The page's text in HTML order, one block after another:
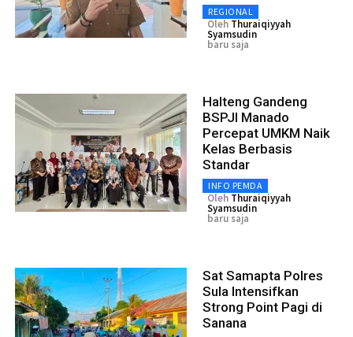
REGIONAL
Oleh Thuraiqiyyah
Syamsudin
baru saja
Halteng Gandeng
BSPJI Manado
Percepat UMKM Naik
Kelas Berbasis
Standar
INFO PEMDA
Oleh Thuraiqiyyah
Syamsudin
baru saja
Sat Samapta Polres
Sula Intensifkan
Strong Point Pagi di
Sanana